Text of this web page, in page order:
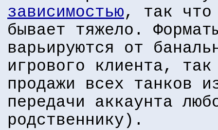
зависимостью, так что
бывает тяжело.
варьируются от
игрового клиента,
продажи всех танков
передачи аккаунта
родственнику).